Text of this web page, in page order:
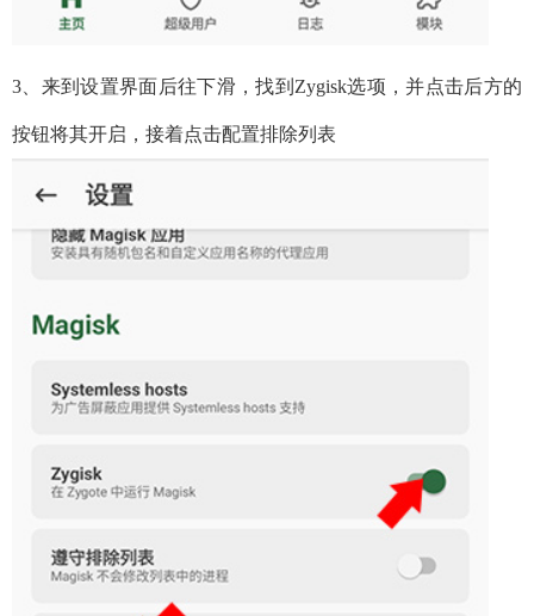
3、来到设置界面后往下滑，找到Zygisk选项，并点击后方的
按钮将其开启，接着点击配置排除列表